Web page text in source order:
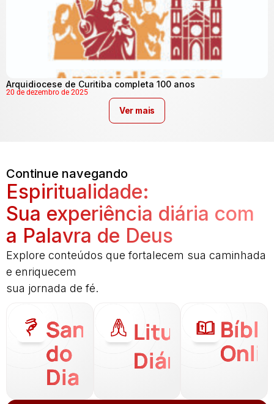
Arquidiocese de Curitiba completa 100 anos
20 de dezembro de 2025
Ver mais
Continue navegando
Espiritualidade:
Sua experiência diária com
a Palavra de Deus
Explore conteúdos que fortalecem sua caminhada
e enriquecem
sua jornada de fé.
Santo
do
Dia
Liturgia
Diária